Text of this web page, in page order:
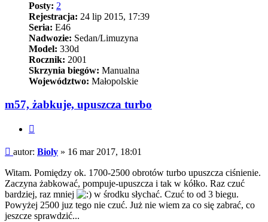
Posty: 2
Rejestracja: 24 lip 2015, 17:39
Seria: E46
Nadwozie: Sedan/Limuzyna
Model: 330d
Rocznik: 2001
Skrzynia biegów: Manualna
Województwo: Małopolskie
m57, żabkuje, upuszcza turbo
Post
autor: Bioly » 16 mar 2017, 18:01
Witam. Pomiędzy ok. 1700-2500 obrotów turbo upuszcza ciśnienie.
Zaczyna żabkować, pompuje-upuszcza i tak w kółko. Raz czuć
bardziej, raz mniej
w środku słychać. Czuć to od 3 biegu.
Powyżej 2500 juz tego nie czuć. Już nie wiem za co się zabrać, co
jeszcze sprawdzić...